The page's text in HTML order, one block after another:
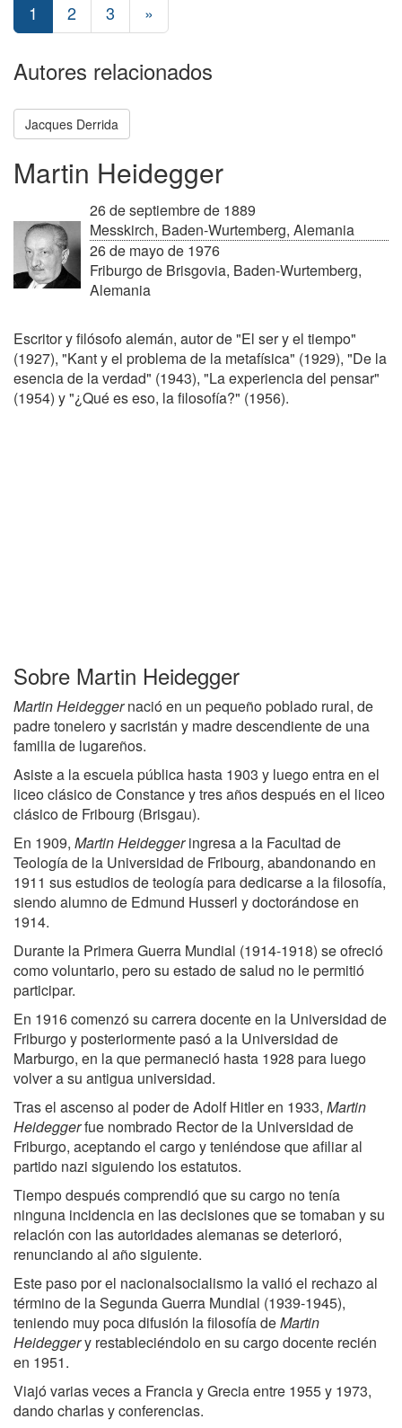
1 2 3 »
Autores relacionados
Jacques Derrida
Martin Heidegger
26 de septiembre de 1889
Messkirch, Baden-Wurtemberg, Alemania
26 de mayo de 1976
Friburgo de Brisgovia, Baden-Wurtemberg,
Alemania
Escritor y filósofo alemán, autor de "El ser y el tiempo"
(1927), "Kant y el problema de la metafísica" (1929), "De la
esencia de la verdad" (1943), "La experiencia del pensar"
(1954) y "¿Qué es eso, la filosofía?" (1956).
Sobre Martin Heidegger
Martin Heideggernació en un pequeño poblado rural, de
padre tonelero y sacristán y madre descendiente de una
familia de lugareños.
Asiste a la escuela pública hasta 1903 y luego entra en el
liceo clásico de Constance y tres años después en el liceo
clásico de Fribourg (Brisgau).
En 1909, Martin Heideggeringresa a la Facultad de
Teología de la Universidad de Fribourg, abandonando en
1911 sus estudios de teología para dedicarse a la filosofía,
siendo alumno de Edmund Husserl y doctorándose en
1914.
Durante la Primera Guerra Mundial (1914-1918) se ofreció
como voluntario, pero su estado de salud no le permitió
participar.
En 1916 comenzó su carrera docente en la Universidad de
Friburgo y posteriormente pasó a la Universidad de
Marburgo, en la que permaneció hasta 1928 para luego
volver a su antigua universidad.
Tras el ascenso al poder de Adolf Hitler en 1933, Martin
Heideggerfue nombrado Rector de la Universidad de
Friburgo, aceptando el cargo y teniéndose que afiliar al
partido nazi siguiendo los estatutos.
Tiempo después comprendió que su cargo no tenía
ninguna incidencia en las decisiones que se tomaban y su
relación con las autoridades alemanas se deterioró,
renunciando al año siguiente.
Este paso por el nacionalsocialismo la valió el rechazo al
término de la Segunda Guerra Mundial (1939-1945),
teniendo muy poca difusión la filosofía deMartin
Heideggery restableciéndolo en su cargo docente recién
en 1951.
Viajó varias veces a Francia y Grecia entre 1955 y 1973,
dando charlas y conferencias.